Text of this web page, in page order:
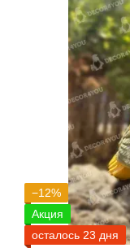
−12%
Акция
осталось 23 дня